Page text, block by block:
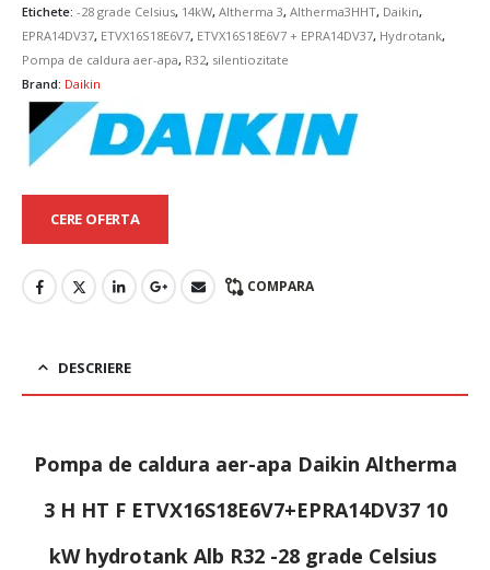
Etichete: -28 grade Celsius, 14kW, Altherma 3, Altherma3HHT, Daikin,
EPRA14DV37, ETVX16S18E6V7, ETVX16S18E6V7 + EPRA14DV37, Hydrotank,
Pompa de caldura aer-apa, R32, silentiozitate
Brand: Daikin
CERE OFERTA
COMPARA
DESCRIERE
Pompa de caldura aer-apa Daikin Altherma
3 H HT F ETVX16S18E6V7+EPRA14DV37 10
kW hydrotank Alb R32 -28 grade Celsius